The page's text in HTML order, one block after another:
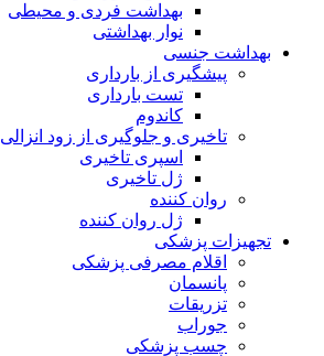
بهداشت فردی و محیطی
نوار بهداشتی
بهداشت جنسی
پیشگیری از بارداری
تست بارداری
کاندوم
تاخیری و جلوگیری از زود انزالی
اسپری تاخیری
ژل تاخیری
روان کننده
ژل روان کننده
تجهیزات پزشکی
اقلام مصرفی پزشکی
پانسمان
تزریقات
جوراب
چسب پزشکی